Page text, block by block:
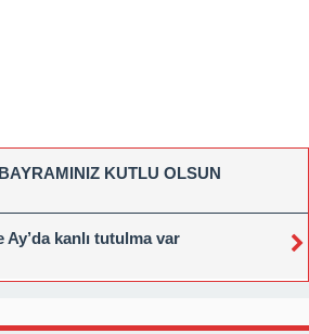
KUTLU OLSUN
Ay’da kanlı tutulma var